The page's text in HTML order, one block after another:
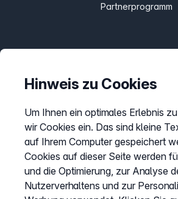
Partnerprogramm
Preise
AGB
Datenschutz
Impressum
Cookies anpassen
Hinweis zu Cookies
Um Ihnen ein optimales Erlebnis
wir Cookies ein. Das sind kleine
auf Ihrem Computer gespeichert
Cookies auf dieser Seite werden
und die Optimierung, zur Analyse
Nutzerverhaltens und zur